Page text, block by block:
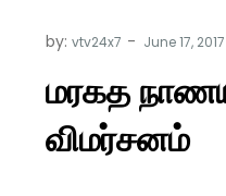
by:vtv24x7
மரகத
விமர்சனம்